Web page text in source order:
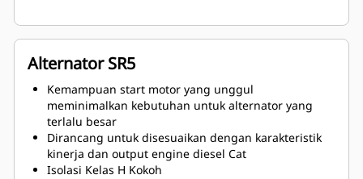
Alternator SR5
Kemampuan start motor yang unggul
meminimalkan kebutuhan untuk alternator yang
terlalu besar
Dirancang untuk disesuaikan dengan karakteristik
kinerja dan output engine diesel Cat
Isolasi Kelas H Kokoh